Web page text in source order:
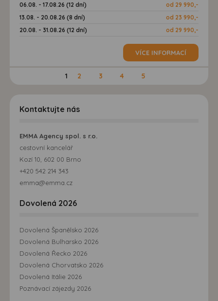
06.08. - 17.08.26 (12 dní)
od 29 990,-
13.08. - 20.08.26 (8 dní)
od 23 990,-
20.08. - 31.08.26 (12 dní)
od 29 990,-
VÍCE INFORMACÍ
1 2 3 4 5
Kontaktujte nás
EMMA Agency spol. s r.o.
cestovní kancelář
Kozí 10, 602 00 Brno
+420 542 214 343
emma@emma.cz
Dovolená 2026
Dovolená Španělsko 2026
Dovolená Bulharsko 2026
Dovolená Řecko 2026
Dovolená Chorvatsko 2026
Dovolená Itálie 2026
Poznávací zájezdy 2026